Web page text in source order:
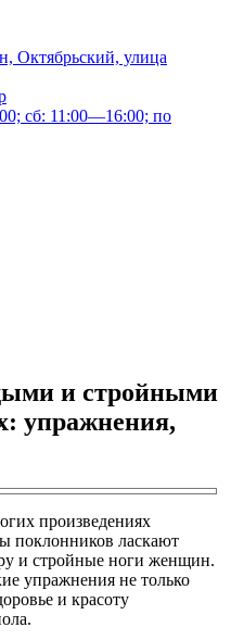
Октябрьский, улица
сб: 11:00—16:00; по
и стройными
упражнения,
произведениях
поклонников ласкают
и стройные ноги женщин.
упражнения не только
и красоту